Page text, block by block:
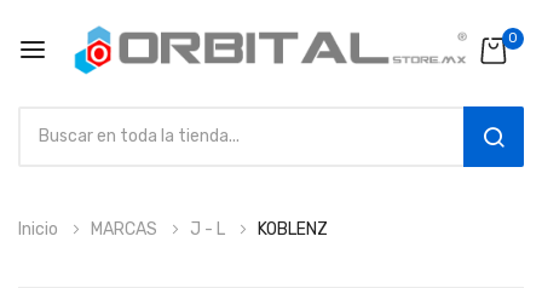
0
alInicio MARCAS J - L KOBLENZ